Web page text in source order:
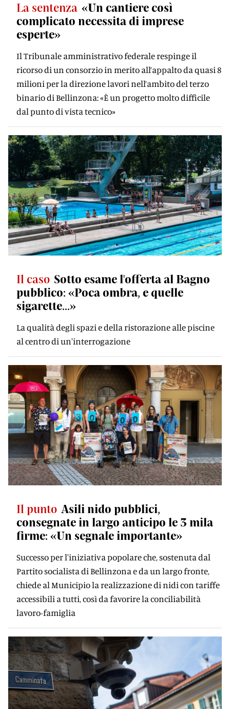
La sentenza «Un cantiere così
complicato necessita di imprese
esperte»
Il Tribunale amministrativo federale respinge il
ricorso di un consorzio in merito all’appalto da quasi 8
milioni per la direzione lavori nell’ambito del terzo
binario di Bellinzona: «È un progetto molto difficile
dal punto di vista tecnico»
Il caso Sotto esame l'offerta al Bagno
pubblico: «Poca ombra, e quelle
sigarette...»
La qualità degli spazi e della ristorazione alle piscine
al centro di un'interrogazione
Il punto Asili nido pubblici,
consegnate in largo anticipo le 3 mila
firme: «Un segnale importante»
Successo per l'iniziativa popolare che, sostenuta dal
Partito socialista di Bellinzona e da un largo fronte,
chiede al Municipio la realizzazione di nidi con tariffe
accessibili a tutti, così da favorire la conciliabilità
lavoro-famiglia